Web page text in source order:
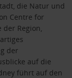
die Natur und
Centre for
Region,
der
auf die
führt auf den